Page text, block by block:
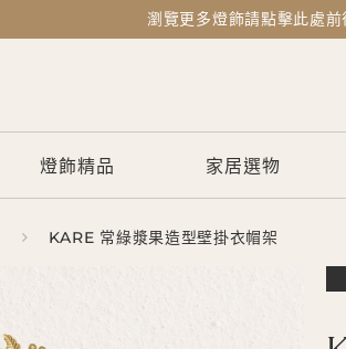
瀏覽更多燈飾請點擊此處
燈飾精品 家居選物
KARE 常綠漿果造型壁掛衣帽架